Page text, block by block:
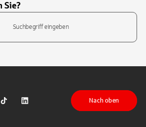
Sie?
Youtube
auf Instagram
Sparkasse auf TikTok
Sparkasse auf LinkedIn
Nach oben